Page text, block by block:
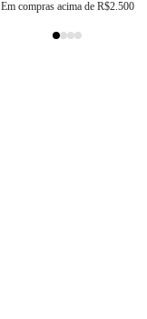
Em compras acima de R$2.500